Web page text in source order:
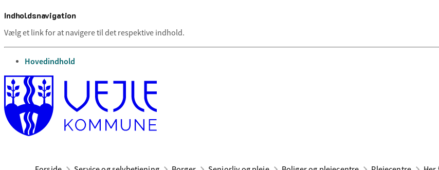
Indholdsnavigation
Vælg et link for at navigere til det respektive indhold.
gå til
Hovedindhold